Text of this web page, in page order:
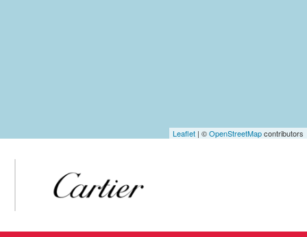
Leaflet | ©OpenStreetMapcontributors